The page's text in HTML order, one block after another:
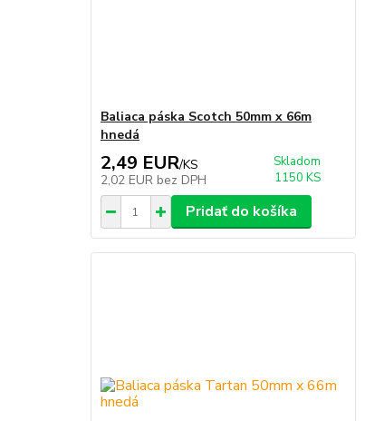
Baliaca páska Scotch 50mm x 66m
hnedá
2,49 EUR/KS
2,02 EUR bez DPH
Skladom
1150 KS
Pridať do košíka